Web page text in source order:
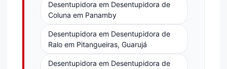
Desentupidora em Desentupidora de
Coluna em Panamby
Desentupidora em Desentupidora de
Ralo em Pitangueiras, Guarujá
Desentupidora em Desentupidora de